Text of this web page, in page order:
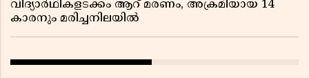
വിദ്യാർഥികളടക്കം ആറ് മരണം, അക്രമിയായ 14
കാരനും മരിച്ചനിലയിൽ